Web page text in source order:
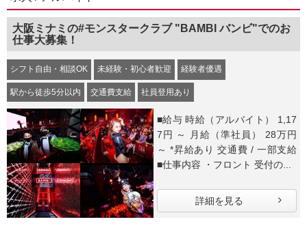
大阪ミナミの#モンスタークラブ "BAMBI バンビ"でのお
仕事大募集！
シフト自由・相談OK 未経験・初心者歓迎 経験者優遇
駅から徒歩5分以内 交通費支給 社員登用あり
■給与 時給（アルバイト） 1,17
7円 ～ 月給（準社員） 28万円
～ *昇給あり 交通費 / 一部支給
■仕事内容 ・フロント 受付の...
詳細を見る